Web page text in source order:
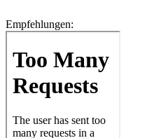
Empfehlungen: